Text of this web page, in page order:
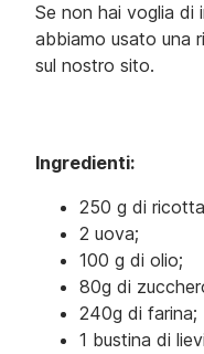
Se non hai voglia di
abbiamo usato una
sul nostro sito.
Ingredienti:
250 g di
2 uova;
100 g di olio;
80g di
240g di farina;
1 bustina di